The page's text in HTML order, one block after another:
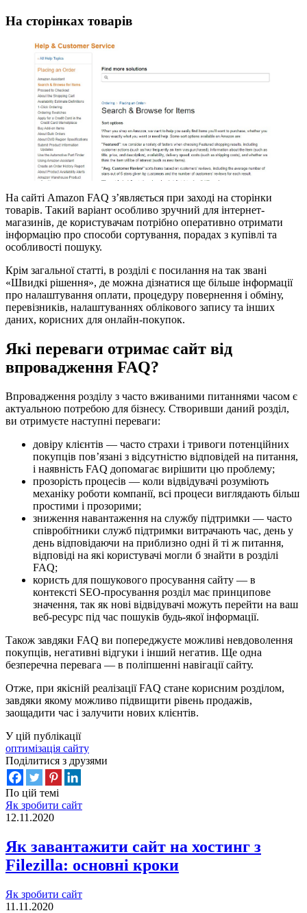
На сторінках товарів
На сайті Amazon FAQ з’являється при заході на сторінки
товарів. Такий варіант особливо зручний для інтернет-
магазинів, де користувачам потрібно оперативно отримати
інформацію про способи сортування, порадах з купівлі та
особливості пошуку.
Крім загальної статті, в розділі є посилання на так звані
«Швидкі рішення», де можна дізнатися ще більше інформації
про налаштування оплати, процедуру повернення і обміну,
перевізників, налаштуваннях облікового запису та інших
даних, корисних для онлайн-покупок.
Які переваги отримає сайт від
впровадження FAQ?
Впровадження розділу з часто вживаними питаннями часом є
актуальною потребою для бізнесу. Створивши даний розділ,
ви отримуєте наступні переваги:
довіру клієнтів — часто страхи і тривоги потенційних
покупців пов’язані з відсутністю відповідей на питання,
і наявність FAQ допомагає вирішити цю проблему;
прозорість процесів — коли відвідувачі розуміють
механіку роботи компанії, всі процеси виглядають більш
простими і прозорими;
зниження навантаження на службу підтримки — часто
співробітники служб підтримки витрачають час, день у
день відповідаючи на приблизно одні й ті ж питання,
відповіді на які користувачі могли б знайти в розділі
FAQ;
користь для пошукового просування сайту — в
контексті SEO-просування розділ має принципове
значення, так як нові відвідувачі можуть перейти на ваш
веб-ресурс під час пошуків будь-якої інформації.
Також завдяки FAQ ви попереджуєте можливі невдоволення
покупців, негативні відгуки і інший негатив. Ще одна
безперечна перевага — в поліпшенні навігації сайту.
Отже, при якісній реалізації FAQ стане корисним розділом,
завдяки якому можливо підвищити рівень продажів,
заощадити час і залучити нових клієнтів.
У цій публікації
оптимізація сайту
Поділитися з друзями
По цій темі
Як зробити сайт
12.11.2020
Як завантажити сайт на хостинг з
Filezilla: основні кроки
Як зробити сайт
11.11.2020